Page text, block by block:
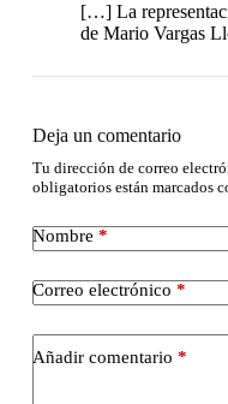
[…] La
de Mario Vargas
Deja un comentario
Tu dirección de correo
obligatorios están marcados
Nombre *
Correo electrónico *
Añadir comentario *